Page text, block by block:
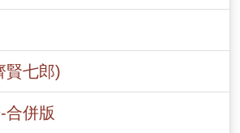
賢七郎)
合併版